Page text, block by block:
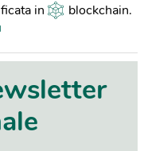
in blockchain.